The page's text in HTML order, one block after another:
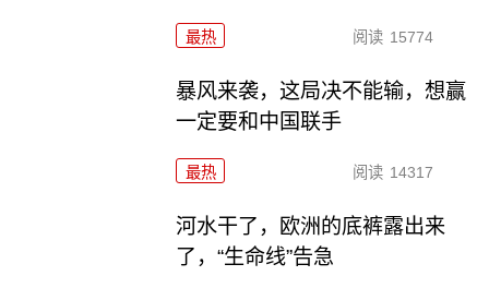
最热 阅读 15774
暴风来袭，这局决不能输，想赢
一定要和中国联手
最热 阅读 14317
河水干了，欧洲的底裤露出来
了，“生命线”告急